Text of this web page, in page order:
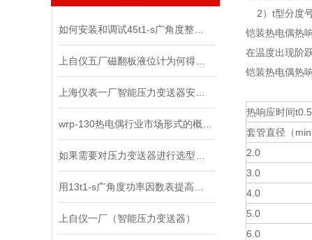
上自仪一厂（智能压力变送器）
2）t型分度号
铠装热电偶热
在温度出现阶
铠装热电偶热
热响应时间
套管直径（min
2.0
3.0
4.0
5.0
6.0